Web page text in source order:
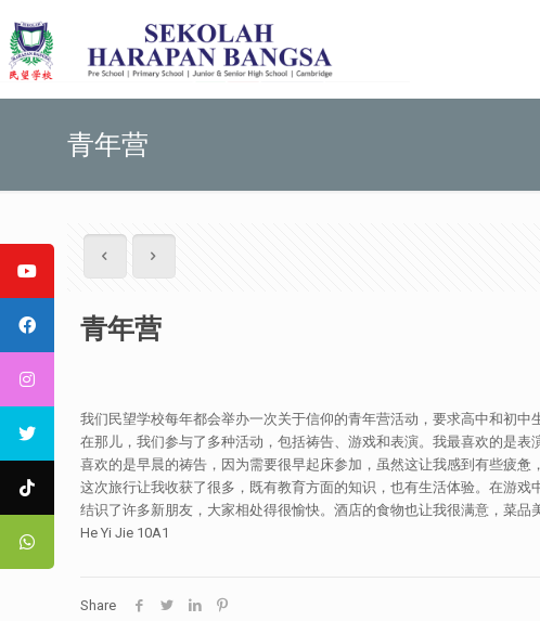
青年营
青年营
我们民望学校每年都会举办一次关于信仰的青年营活动，要求高中和初
在那儿，我们参与了多种活动，包括祷告、游戏和表演。我最喜欢的是
喜欢的是早晨的祷告，因为需要很早起床参加，虽然这让我感到有些疲
这次旅行让我收获了很多，既有教育方面的知识，也有生活体验。在游
结识了许多新朋友，大家相处得很愉快。酒店的食物也让我很满意，菜品
He Yi Jie 10A1
Share